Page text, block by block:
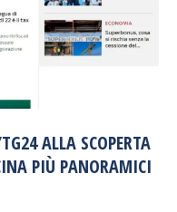
ALLA SCOPERTA
PIÙ PANORAMICI